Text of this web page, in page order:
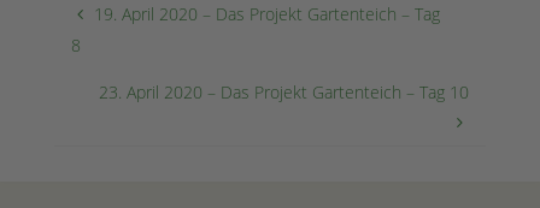
19. April 2020 – Das Projekt Gartenteich – Tag
8
23. April 2020 – Das Projekt Gartenteich – Tag 10